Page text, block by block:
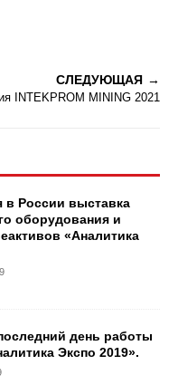
СЛЕДУЮЩАЯ
INTEKPROM MINING 2021
в России выставка
оборудования и
«Аналитика
день работы
Экспо 2019».